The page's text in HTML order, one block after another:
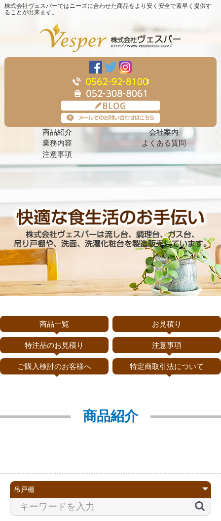
株式会社ヴェスパーではニーズに合わせた商品をより安く安全で素早く提供す
ることが出来ます。
商品紹介
会社案内
業務内容
よくある質問
注意事項
商品一覧 お見積り
特注品のお見積り 注意事項
ご購入検討のお客様へ 特定商取引法について
商品紹介